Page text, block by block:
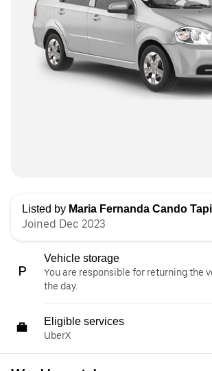
Listed by Maria Fernanda Cando
Joined Dec 2023
Vehicle storage
You are responsible for returning the
the day.
Eligible services
UberX